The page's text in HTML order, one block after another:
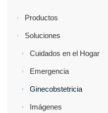
Productos
Soluciones
Cuidados en el Hogar
Emergencia
Ginecobstetricia
Imágenes